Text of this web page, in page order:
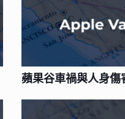
蘋果谷車禍與人身傷